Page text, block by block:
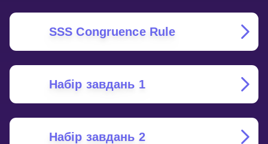
SSS Congruence Rule
Набір завдань 1
Набір завдань 2